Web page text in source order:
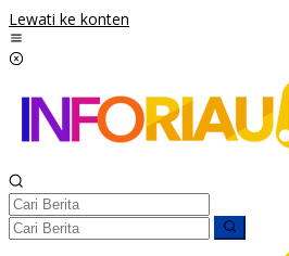
Lewati ke konten